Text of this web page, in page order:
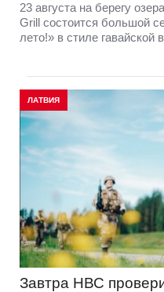
23 августа на берегу
Grill состоится большой
лето!» в стиле гавайской
ЛАТВИЯ
Завтра НВС